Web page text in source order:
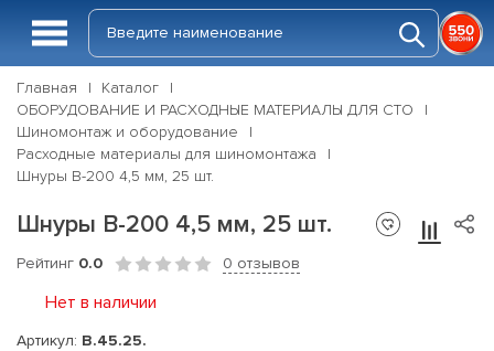
Главная
Каталог
ОБОРУДОВАНИЕ И РАСХОДНЫЕ МАТЕРИАЛЫ ДЛЯ СТО
Шиномонтаж и оборудование
Расходные материалы для шиномонтажа
Шнуры В-200 4,5 мм, 25 шт.
Шнуры В-200 4,5 мм, 25 шт.
Рейтинг 0.0 0 отзывов
Нет в наличии
Артикул: B.45.25.